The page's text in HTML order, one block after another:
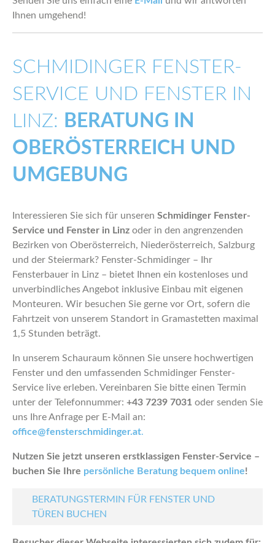
Ihnen umgehend!
SCHMIDINGER FENSTER-
SERVICE UND FENSTER IN
LINZ: BERATUNG IN
OBERÖSTERREICH UND
UMGEBUNG
Interessieren Sie sich für unseren Schmidinger Fenster-
Service und Fenster in Linz oder in den angrenzenden
Bezirken von Oberösterreich, Niederösterreich, Salzburg
und der Steiermark? Fenster-Schmidinger – Ihr
Fensterbauer in Linz – bietet Ihnen ein kostenloses und
unverbindliches Angebot inklusive Einbau mit eigenen
Monteuren. Wir besuchen Sie gerne vor Ort, sofern die
Fahrtzeit von unserem Standort in Gramastetten maximal
1,5 Stunden beträgt.
In unserem Schauraum können Sie unsere hochwertigen
Fenster und den umfassenden Schmidinger Fenster-
Service live erleben. Vereinbaren Sie bitte einen Termin
unter der Telefonnummer: +43 7239 7031 oder senden Sie
uns Ihre Anfrage per E-Mail an:
office@fensterschmidinger.at.
Nutzen Sie jetzt unseren erstklassigen Fenster-Service –
buchen Sie Ihre persönliche Beratung bequem online!
BERATUNGSTERMIN FÜR FENSTER UND
TÜREN BUCHEN